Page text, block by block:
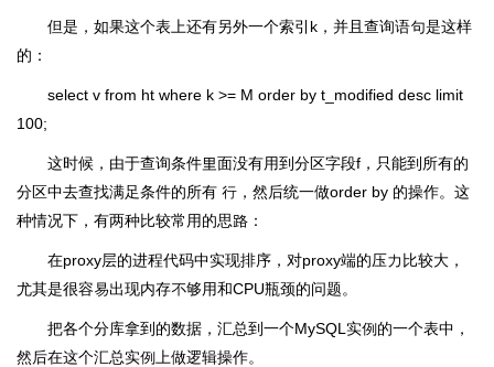
但是，如果这个表上还有另外一个索引k，并且查询语句是这样
的：
select v from ht where k >= M order by t_modified desc limit
100;
这时候，由于查询条件里面没有用到分区字段f，只能到所有的
分区中去查找满足条件的所有 行，然后统一做order by 的操作。这
种情况下，有两种比较常用的思路：
在proxy层的进程代码中实现排序，对proxy端的压力比较大，
尤其是很容易出现内存不够用和CPU瓶颈的问题。
把各个分库拿到的数据，汇总到一个MySQL实例的一个表中，
然后在这个汇总实例上做逻辑操作。